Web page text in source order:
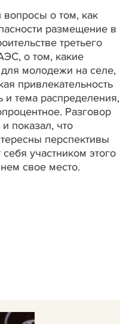
вопросы о том, как
размещение в
третьего
о том, какие
для молодежи на селе,
привлекательность
тема распределения,
Разговор
показал, что
перспективы
участником этого
свое место.